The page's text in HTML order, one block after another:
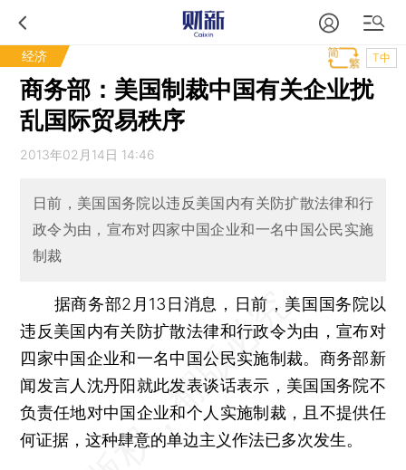
经济 T中
商务部：美国制裁中国有关企业扰
乱国际贸易秩序
2013年02月14日 14:46
日前，美国国务院以违反美国内有关防扩散法律和行
政令为由，宣布对四家中国企业和一名中国公民实施
制裁
据商务部2月13日消息，日前，美国国务院以
违反美国内有关防扩散法律和行政令为由，宣布对
四家中国企业和一名中国公民实施制裁。商务部新
闻发言人沈丹阳就此发表谈话表示，美国国务院不
负责任地对中国企业和个人实施制裁，且不提供任
何证据，这种肆意的单边主义作法已多次发生。